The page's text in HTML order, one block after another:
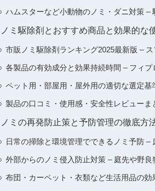
ハムスターなど小動物のノミ・ダニ対策 –
ノミ駆除剤とおすすめ商品と効果的な
市販ノミ駆除剤ランキング2025最新版 –
各製品の有効成分と効果持続時間 – フィ
ペット用・部屋用・屋外用の適切な選定
製品の口コミ・使用感・安全性レビュー
ノミの再発防止策と予防管理の徹底方
日常の掃除と環境管理でできるノミ予防
外部からのノミ侵入防止対策 – 庭先や野
布団・カーペット・衣類など生活用品の